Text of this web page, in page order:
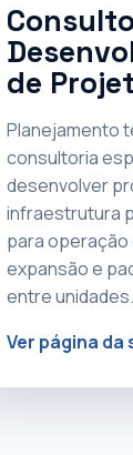
de
Planejamento
consultoria
desenvolver
infraestrutura
para operação
expansão e
entre unidades.
Ver página da